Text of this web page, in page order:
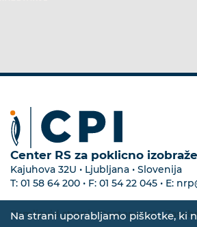
Na strani uporabljamo piškotke, ki
Center RS za poklicno
Kajuhova 32U • Ljubljana • Slovenija
T: 01 58 64 200 • F: 01 54 22 045 • E:
Zemljevid strani•Dostopnost•